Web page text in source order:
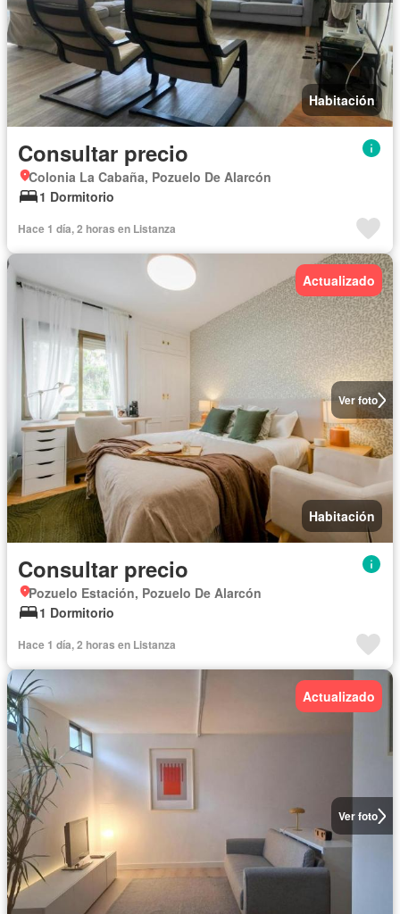
Habitación
Consultar precio
Colonia La Cabaña, Pozuelo De Alarcón
1 Dormitorio
Hace 1 día, 2 horas en Listanza
Ver foto
Actualizado
Habitación
Consultar precio
Pozuelo Estación, Pozuelo De Alarcón
1 Dormitorio
Hace 1 día, 2 horas en Listanza
Ver foto
Actualizado